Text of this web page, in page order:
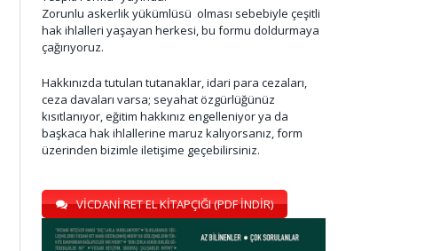
Zorunlu askerlik yükümlüsü olması sebebiyle çeşitli
hak ihlalleri yaşayan herkesi, bu formu doldurmaya
çağırıyoruz.
Hakkınızda tutulan tutanaklar, idari para cezaları,
ceza davaları varsa; seyahat özgürlüğünüz
kısıtlanıyor, eğitim hakkınız engelleniyor ya da
başkaca hak ihlallerine maruz kalıyorsanız, form
üzerinden bizimle iletişime geçebilirsiniz.
VİCDANİ RET EL KİTAPÇIĞI (PDF İNDİR)